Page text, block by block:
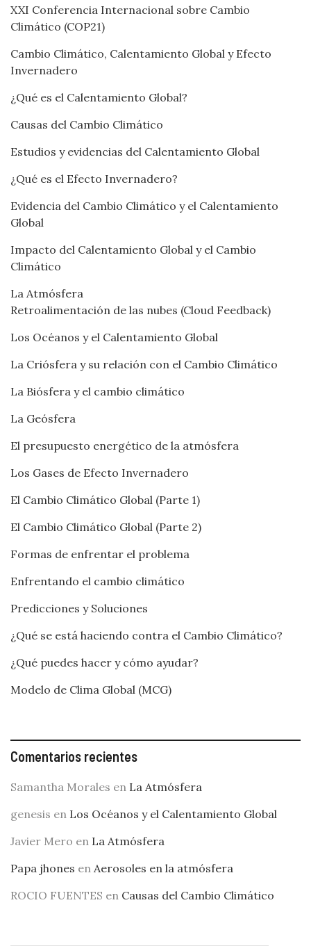
XXI Conferencia Internacional sobre Cambio
Climático (COP21)
Cambio Climático, Calentamiento Global y Efecto
Invernadero
¿Qué es el Calentamiento Global?
Causas del Cambio Climático
Estudios y evidencias del Calentamiento Global
¿Qué es el Efecto Invernadero?
Evidencia del Cambio Climático y el Calentamiento
Global
Impacto del Calentamiento Global y el Cambio
Climático
La Atmósfera
Retroalimentación de las nubes (Cloud Feedback)
Los Océanos y el Calentamiento Global
La Criósfera y su relación con el Cambio Climático
La Biósfera y el cambio climático
La Geósfera
El presupuesto energético de la atmósfera
Los Gases de Efecto Invernadero
El Cambio Climático Global (Parte 1)
El Cambio Climático Global (Parte 2)
Formas de enfrentar el problema
Enfrentando el cambio climático
Predicciones y Soluciones
¿Qué se está haciendo contra el Cambio Climático?
¿Qué puedes hacer y cómo ayudar?
Modelo de Clima Global (MCG)
Comentarios recientes
Samantha Morales en La Atmósfera
genesis en Los Océanos y el Calentamiento Global
Javier Mero en La Atmósfera
Papa jhones en Aerosoles en la atmósfera
ROCIO FUENTES en Causas del Cambio Climático